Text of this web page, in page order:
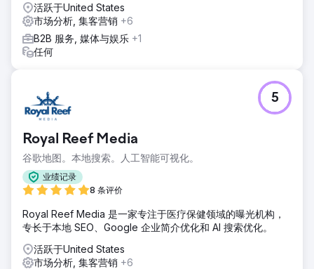
活跃于United States
市场分析, 集客营销 +6
B2B 服务, 媒体与娱乐 +1
任何
Royal Reef Media
谷歌地图。本地搜索。人工智能可视化。
业绩记录
8 条评价
5
Royal Reef Media 是一家专注于医疗保健领域的曝光机构，
专长于本地 SEO、Google 企业简介优化和 AI 搜索优化。
活跃于United States
市场分析, 集客营销 +6